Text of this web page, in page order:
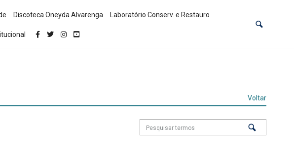
Discoteca Oneyda Alvarenga Laboratório Conserv. e Restauro
Voltar